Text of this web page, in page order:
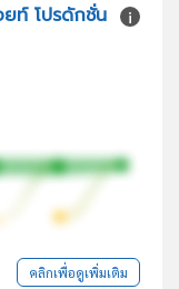
ท์ โปรดักชั่น
คลิกเพื่อดูเพิ่มเติม